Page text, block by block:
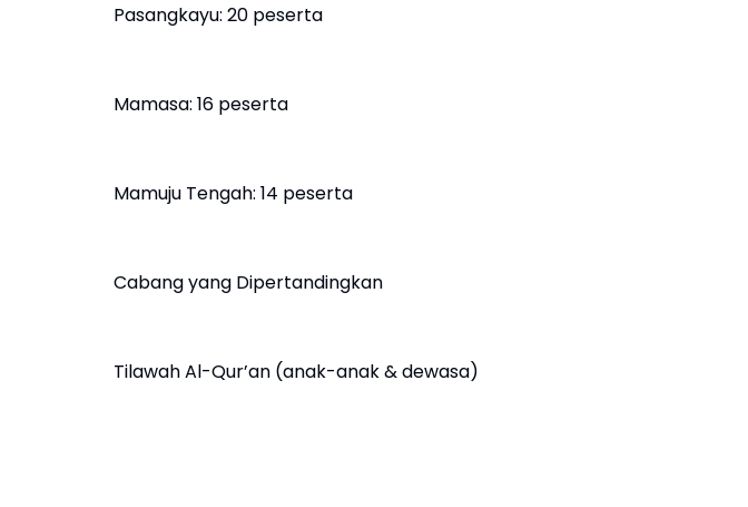
Pasangkayu: 20 peserta
Mamasa: 16 peserta
Mamuju Tengah: 14 peserta
Cabang yang Dipertandingkan
Tilawah Al-Qur’an (anak-anak & dewasa)